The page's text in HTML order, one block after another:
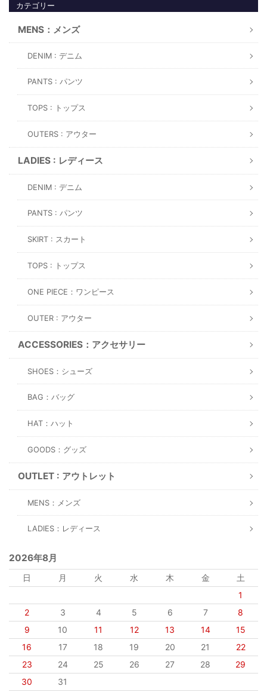
カテゴリー
MENS：メンズ
DENIM : デニム
PANTS : パンツ
TOPS : トップス
OUTERS : アウター
LADIES : レディース
DENIM : デニム
PANTS : パンツ
SKIRT : スカート
TOPS : トップス
ONE PIECE：ワンピース
OUTER : アウター
ACCESSORIES：アクセサリー
SHOES：シューズ
BAG：バッグ
HAT：ハット
GOODS：グッズ
OUTLET : アウトレット
MENS：メンズ
LADIES：レディース
2026年8月
日 月 火 水 木 金
土
1
2
3 4 5 6 7
8
9
10 11 12 13 14
15
16
17 18 19 20 21
22
23
24 25 26 27 28
29
30
31